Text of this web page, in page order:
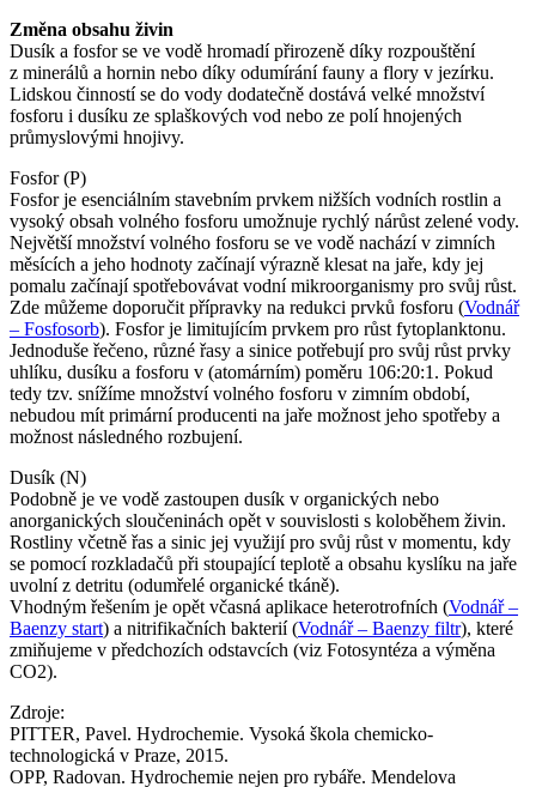
Změna obsahu živin
Dusík a fosfor se ve vodě hromadí přirozeně díky rozpouštění
z minerálů a hornin nebo díky odumírání fauny a flory v jezírku.
Lidskou činností se do vody dodatečně dostává velké množství
fosforu i dusíku ze splaškových vod nebo ze polí hnojených
průmyslovými hnojivy.
Fosfor (P)
Fosfor je esenciálním stavebním prvkem nižších vodních rostlin a
vysoký obsah volného fosforu umožnuje rychlý nárůst zelené vody.
Největší množství volného fosforu se ve vodě nachází v zimních
měsících a jeho hodnoty začínají výrazně klesat na jaře, kdy jej
pomalu začínají spotřebovávat vodní mikroorganismy pro svůj růst.
Zde můžeme doporučit přípravky na redukci prvků fosforu (Vodnář
– Fosfosorb). Fosfor je limitujícím prvkem pro růst fytoplanktonu.
Jednoduše řečeno, různé řasy a sinice potřebují pro svůj růst prvky
uhlíku, dusíku a fosforu v (atomárním) poměru 106:20:1. Pokud
tedy tzv. snížíme množství volného fosforu v zimním období,
nebudou mít primární producenti na jaře možnost jeho spotřeby a
možnost následného rozbujení.
Dusík (N)
Podobně je ve vodě zastoupen dusík v organických nebo
anorganických sloučeninách opět v souvislosti s koloběhem živin.
Rostliny včetně řas a sinic jej využijí pro svůj růst v momentu, kdy
se pomocí rozkladačů při stoupající teplotě a obsahu kyslíku na jaře
uvolní z detritu (odumřelé organické tkáně).
Vhodným řešením je opět včasná aplikace heterotrofních (Vodnář –
Baenzy start) a nitrifikačních bakterií (Vodnář – Baenzy filtr), které
zmiňujeme v předchozích odstavcích (viz Fotosyntéza a výměna
CO2).
Zdroje:
PITTER, Pavel. Hydrochemie. Vysoká škola chemicko-
technologická v Praze, 2015.
OPP, Radovan. Hydrochemie nejen pro rybáře. Mendelova